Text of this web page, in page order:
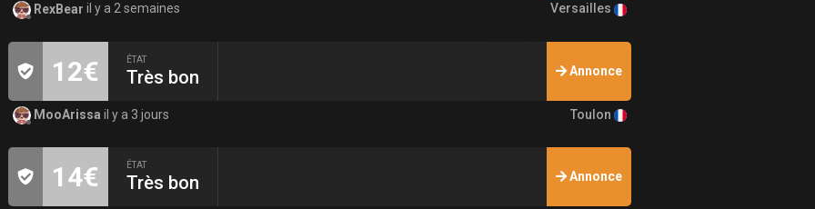
RexBear il y a 2 semaines Versailles
12€ ÉTAT
Très bon Annonce
MooArissa il y a 3 jours Toulon
14€ ÉTAT
Très bon Annonce